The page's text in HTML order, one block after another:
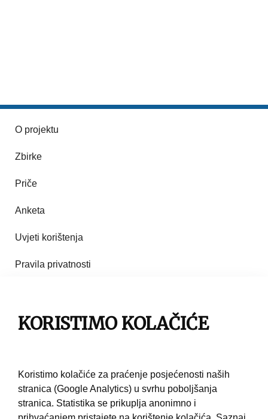
O projektu
Zbirke
Priče
Anketa
Uvjeti korištenja
Pravila privatnosti
Pravila korištenja
KORISTIMO KOLAČIĆE
Koristimo kolačiće za praćenje posjećenosti naših
stranica (Google Analytics) u svrhu poboljšanja
stranica. Statistika se prikuplja anonimno i